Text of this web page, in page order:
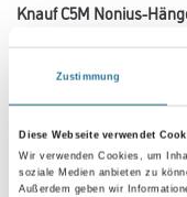
Zustimmung
Diese Webseite verwendet
Wir verwenden Cookies, um
soziale Medien anbieten zu
Außerdem geben wir
Knauf C5M Nonius-
Art-Nr.:1065-002804